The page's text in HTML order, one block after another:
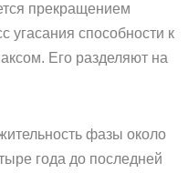
прекращением
угасания способности к
Его разделяют на
фазы около
года до последней